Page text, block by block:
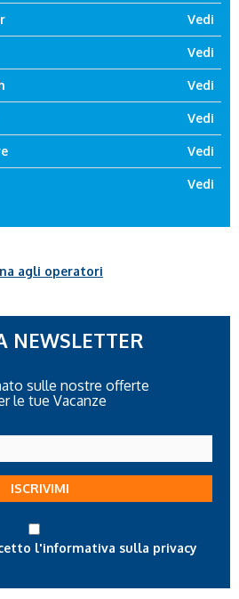
Vedi
Vedi
Vedi
Vedi
Vedi
Vedi
agli operatori
NEWSLETTER
sulle nostre offerte
le tue Vacanze
ISCRIVIMI
l'informativa sulla privacy